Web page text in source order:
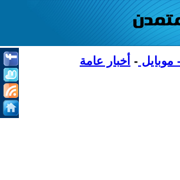
موبايل - أخبار عامة